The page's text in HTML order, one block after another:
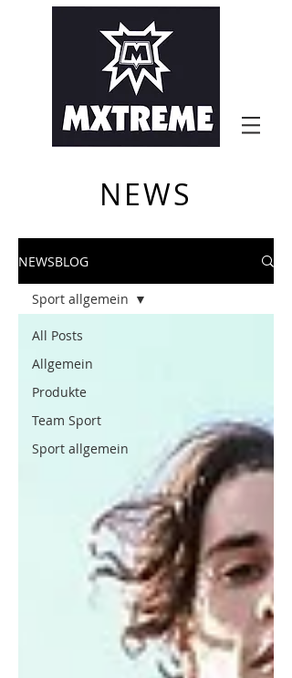
NEWS
NEWSBLOG
All Posts
Allgemein
Produkte
Team Sport
Sport allgemein
Sport allgemein